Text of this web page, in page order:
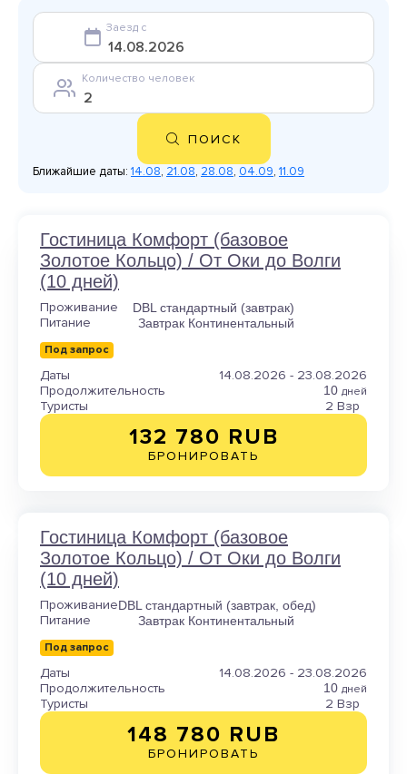
Заезд с
Количество человек
ПОИСК
Ближайшие даты: 14.08, 21.08, 28.08, 04.09, 11.09
Гостиница Комфорт (базовое
Золотое Кольцо) / От Оки до Волги
(10 дней)
Проживание DBL стандартный (завтрак)
Питание Завтрак Континентальный
Под запрос
Даты
14.08.2026 - 23.08.2026
Продолжительность
10 дней
Туристы 2 Взр
132 780 RUB
БРОНИРОВАТЬ
Гостиница Комфорт (базовое
Золотое Кольцо) / От Оки до Волги
(10 дней)
ПроживаниеDBL стандартный (завтрак, обед)
Питание Завтрак Континентальный
Под запрос
Даты
14.08.2026 - 23.08.2026
Продолжительность
10 дней
Туристы 2 Взр
148 780 RUB
БРОНИРОВАТЬ